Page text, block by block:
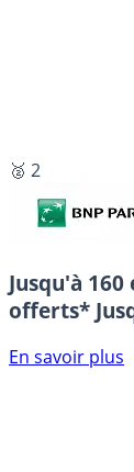
🥈 2
Jusqu'à
offerts*
En savoir plus